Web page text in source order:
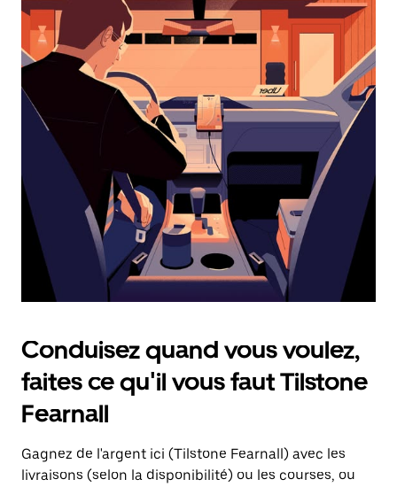
avec
calendrier
et
sélectionner
une
date.
Appuyez
d'échappement
pour
fermer
calendrier.
Conduisez quand vous voulez,
faites ce qu'il vous faut Tilstone
Fearnall
Gagnez de l'argent ici (Tilstone Fearnall) avec les
livraisons (selon la disponibilité) ou les courses, ou